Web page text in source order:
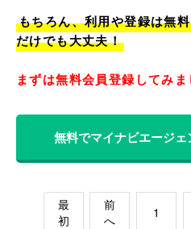
もちろん、利用や登録は無
だけでも大丈夫！
まずは無料会員登録してみま
無料でマイナビエージェ
最
初
前
へ
1